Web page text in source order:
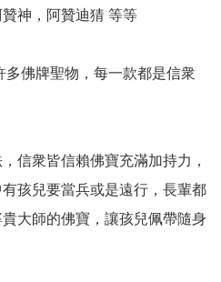
神，阿贊迪猜 等等
佛牌聖物，每一款都是信衆
信衆皆信賴佛寶充滿加持力，
孩兒要當兵或是遠行，長輩都
大師的佛寶，讓孩兒佩帶隨身